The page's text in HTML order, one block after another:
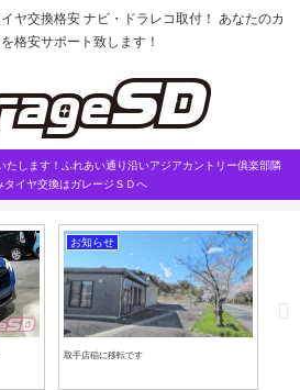
ヤ交換格安 ナビ・ドラレコ取付！ あなたのカ
格安サポート致します！
たします！ふれあい通り沿いアジアカントリー俱楽部隣
タイヤ交換はガレージＳＤへ
お知らせ
取手店稲に移転です